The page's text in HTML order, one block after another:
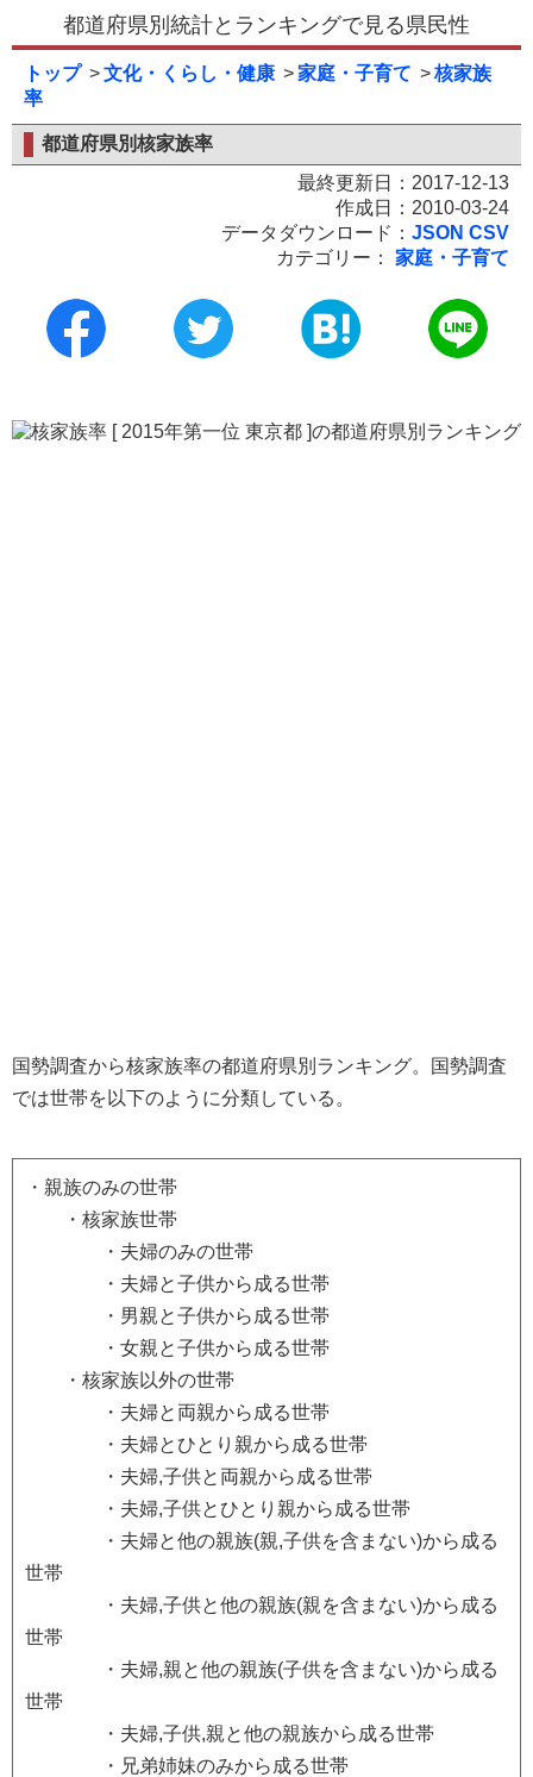
都道府県別統計とランキングで見る県民性
トップ 文化・くらし・健康 家庭・子育て
核家族
率
都道府県別核家族率
最終更新日：2017-12-13
作成日：2010-03-24
データダウンロード： JSON CSV
カテゴリー：
家庭・子育て
国勢調査から核家族率の都道府県別ランキング。国勢調査
では世帯を以下のように分類している。
・親族のみの世帯
・核家族世帯
・夫婦のみの世帯
・夫婦と子供から成る世帯
・男親と子供から成る世帯
・女親と子供から成る世帯
・核家族以外の世帯
・夫婦と両親から成る世帯
・夫婦とひとり親から成る世帯
・夫婦,子供と両親から成る世帯
・夫婦,子供とひとり親から成る世帯
・夫婦と他の親族(親,子供を含まない)から成る
世帯
・夫婦,子供と他の親族(親を含まない)から成る
世帯
・夫婦,親と他の親族(子供を含まない)から成る
世帯
・夫婦,子供,親と他の親族から成る世帯
・兄弟姉妹のみから成る世帯